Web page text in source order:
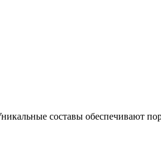
составы обеспечивают